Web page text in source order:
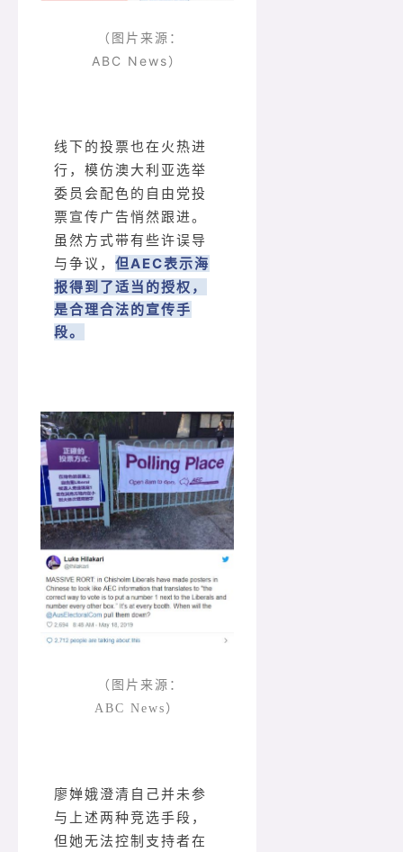
（图片来源：
ABC News）
线下的投票也在火热进
行，模仿澳大利亚选举
委员会配色的自由党投
票宣传广告悄然跟进。
虽然方式带有些许误导
与争议， 但AEC表示海
报得到了适当的授权，
是合理合法的宣传手
段。
（图片来源：
ABC News）
廖婵娥澄清自己并未参
与上述两种竞选手段，
但她无法控制支持者在